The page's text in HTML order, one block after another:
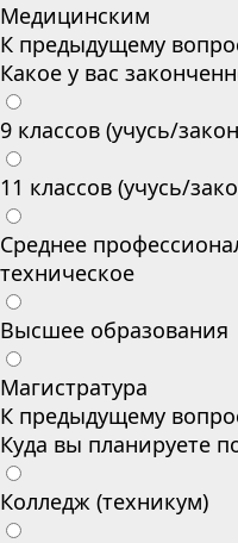
Медицинским
К предыдущему
Какое у вас
9 классов (учусь/
11 классов (учусь/
Среднее
техническое
Высшее образования
Магистратура
К предыдущему
Куда вы планируете
Колледж (техникум)